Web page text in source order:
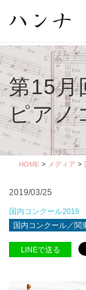
第15月
ピアノ
HOME > メディア >
2019/03/25
国内コンクール2019
国内コンクール／関
LINEで送る